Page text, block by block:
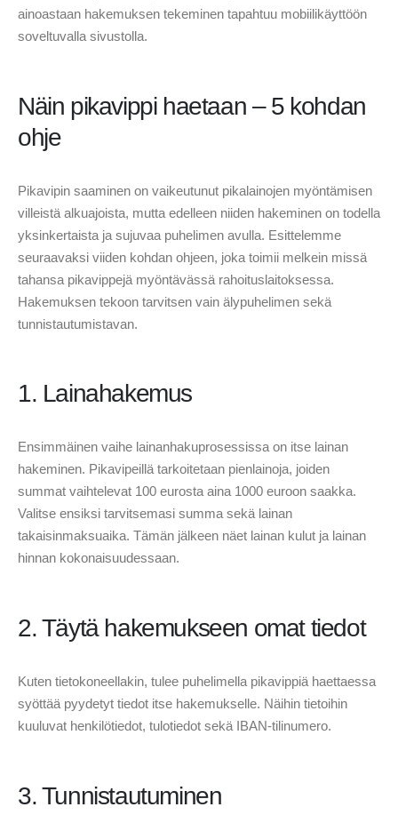
ainoastaan hakemuksen tekeminen tapahtuu mobiilikäyttöön
soveltuvalla sivustolla.
Näin pikavippi haetaan – 5 kohdan
ohje
Pikavipin saaminen on vaikeutunut pikalainojen myöntämisen
villeistä alkuajoista, mutta edelleen niiden hakeminen on todella
yksinkertaista ja sujuvaa puhelimen avulla. Esittelemme
seuraavaksi viiden kohdan ohjeen, joka toimii melkein missä
tahansa pikavippejä myöntävässä rahoituslaitoksessa.
Hakemuksen tekoon tarvitsen vain älypuhelimen sekä
tunnistautumistavan.
1. Lainahakemus
Ensimmäinen vaihe lainanhakuprosessissa on itse lainan
hakeminen. Pikavipeillä tarkoitetaan pienlainoja, joiden
summat vaihtelevat 100 eurosta aina 1000 euroon saakka.
Valitse ensiksi tarvitsemasi summa sekä lainan
takaisinmaksuaika. Tämän jälkeen näet lainan kulut ja lainan
hinnan kokonaisuudessaan.
2. Täytä hakemukseen omat tiedot
Kuten tietokoneellakin, tulee puhelimella pikavippiä haettaessa
syöttää pyydetyt tiedot itse hakemukselle. Näihin tietoihin
kuuluvat henkilötiedot, tulotiedot sekä IBAN-tilinumero.
3. Tunnistautuminen